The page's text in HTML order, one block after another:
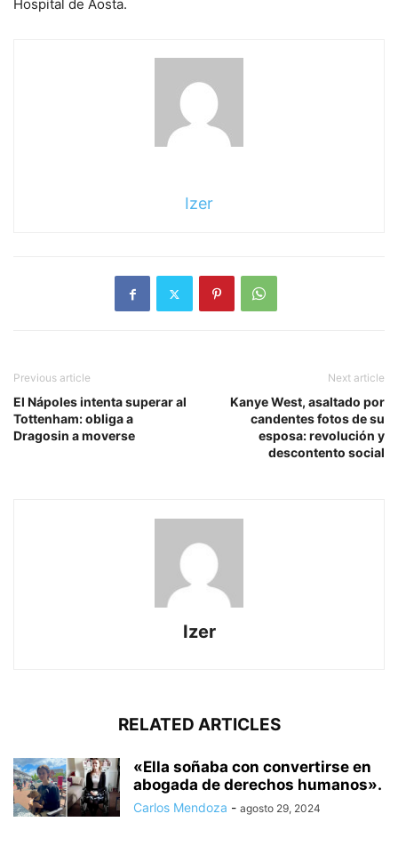
Hospital de Aosta.
Izer
Previous article
El Nápoles intenta superar al
Tottenham: obliga a
Dragosin a moverse
Next article
Kanye West, asaltado por
candentes fotos de su
esposa: revolución y
descontento social
Izer
RELATED ARTICLES
«Ella soñaba con convertirse en
abogada de derechos humanos».
Carlos Mendoza - agosto 29, 2024